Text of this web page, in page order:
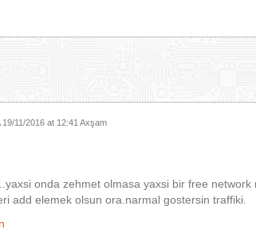
19/11/2016 at 12:41 Axşam
onda zehmet olmasa yaxsi bir free
add elemek olsun ora.narmal gostersin traffiki.